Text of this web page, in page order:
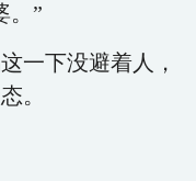
。”
一下没避着人，
。